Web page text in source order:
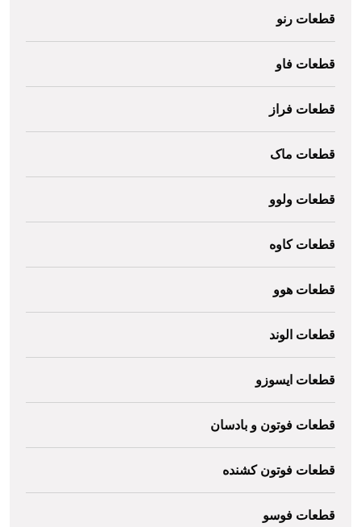
قطعات رنو
قطعات فاو
قطعات فراز
قطعات ماک
قطعات ولوو
قطعات کاوه
قطعات هوو
قطعات الوند
قطعات ایسوزو
قطعات فوتون و بادسان
قطعات فوتون کشنده
قطعات فوسو